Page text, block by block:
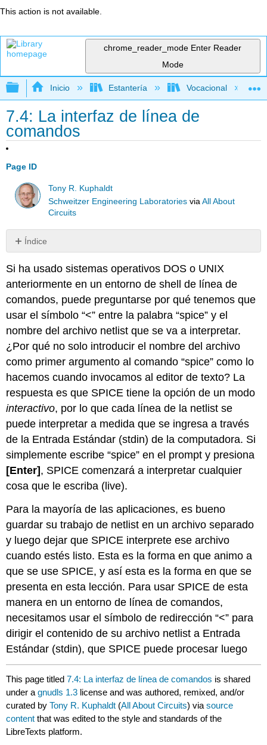
This action is not available.
chrome_reader_mode Enter Reader
Mode
Expandir/contraer jerarquía global
Inicio Estantería Vocacional
7.4: La interfaz de línea de
comandos
Page ID
Tony R. Kuphaldt
Schweitzer Engineering Laboratories viaAll About
Circuits
Índice
Sin
Si ha usado sistemas operativos DOS o UNIX
anteriormente en un entorno de shell de línea de
comandos, puede preguntarse por qué tenemos que
usar el símbolo “<” entre la palabra “spice” y el
nombre del archivo netlist que se va a interpretar.
¿Por qué no solo introducir el nombre del archivo
como primer argumento al comando “spice” como lo
hacemos cuando invocamos al editor de texto? La
respuesta es que SPICE tiene la opción de un modo
interactivo, por lo que cada línea de la netlist se
puede interpretar a medida que se ingresa a través
de la Entrada Estándar (stdin) de la computadora. Si
simplemente escribe “spice” en el prompt y presiona
[Enter] , SPICE comenzará a interpretar cualquier
cosa que le escriba (live).
Para la mayoría de las aplicaciones, es bueno
guardar su trabajo de netlist en un archivo separado
y luego dejar que SPICE interprete ese archivo
cuando estés listo. Esta es la forma en que animo a
que se use SPICE, y así esta es la forma en que se
presenta en esta lección. Para usar SPICE de esta
manera en un entorno de línea de comandos,
necesitamos usar el símbolo de redirección “<” para
dirigir el contenido de su archivo netlist a Entrada
Estándar (stdin), que SPICE puede procesar luego
This page titled7.4: La interfaz de línea de comandos is shared
under agnudls 1.3 license and was authored, remixed, and/or
curated byTony R. Kuphaldt (All About Circuits) viasource
content that was edited to the style and standards of the
LibreTexts platform.